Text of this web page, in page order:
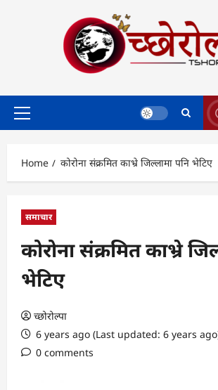
Primary
Home कोरोना संक्रमित काभ्रे जिल्लामा पनि भेटिए
समाचार
कोरोना संक्रमित काभ्रे
भेटिए
च्छोरोल्पा
6 years ago (Last updated: 6 years
0 comments